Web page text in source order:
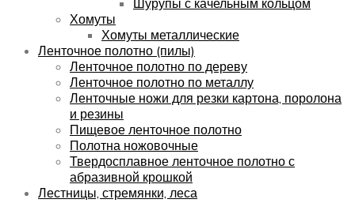
Хомуты
Хомуты металлические
Ленточное полотно (пилы)
Ленточное полотно по дереву
Ленточное полотно по металлу
Ленточные ножи для резки картона, поролона
и резины
Пищевое ленточное полотно
Полотна ножовочные
Твердосплавное ленточное полотно с
абразивной крошкой
Лестницы, стремянки, леса